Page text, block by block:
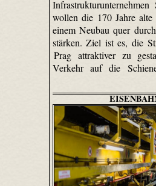
wollen die 170 Jahre
einem Neubau quer
stärken. Ziel ist es, die
Prag attraktiver zu
Verkehr auf die